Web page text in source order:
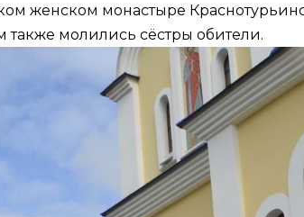
женском монастыре
также молились сёстры обители.